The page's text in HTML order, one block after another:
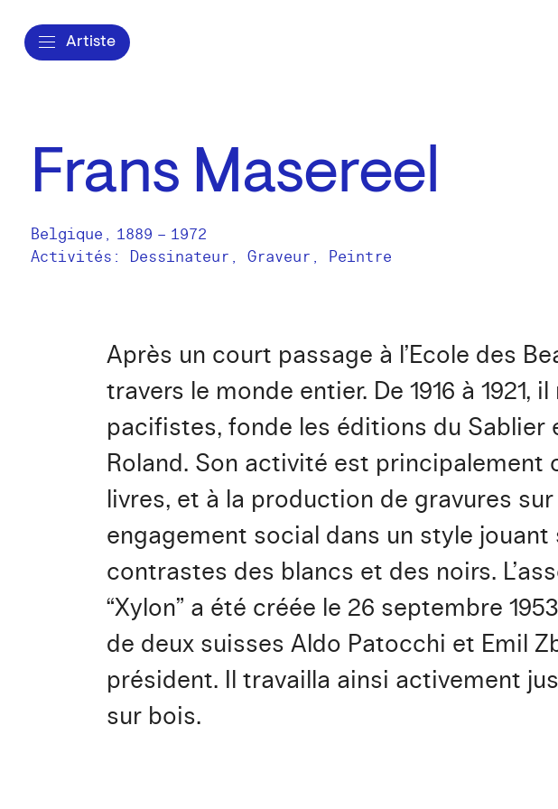
Artiste
Frans Masereel
Belgique , 1889 – 1972
Activités: Dessinateur Graveur Peintre
Après un court passage à l’Ecole des
travers le monde entier. De 1916 à
pacifistes, fonde les éditions du
Roland. Son activité est principalement
livres, et à la production de gravures
engagement social dans un style
contrastes des blancs et des noirs.
“Xylon” a été créée le 26 septembre
de deux suisses Aldo Patocchi et Emil
président. Il travailla ainsi activement
sur bois.